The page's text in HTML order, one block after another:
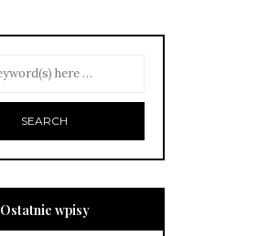
Ostatnie wpisy